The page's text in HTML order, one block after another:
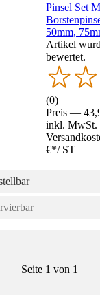
Pinsel Set
50mm,
Artikel
bewertet.
(0)
Preis —
inkl. MwSt.
€*/ ST
Seite 1 von 1